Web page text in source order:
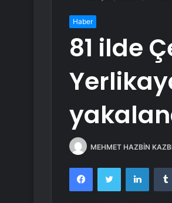
Haber
81 ilde
MEHMET HAZBİN
FacebookTwitter